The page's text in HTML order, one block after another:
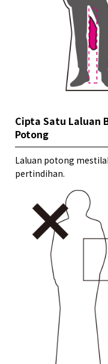
Cipta Satu Laluan
Potong
Laluan potong
pertindihan.